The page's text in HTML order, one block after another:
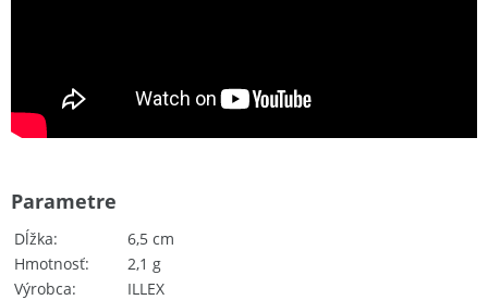
Dĺžka
6,5 cm
Hmotnosť
2,1 g
Výrobca
ILLEX
Parametre